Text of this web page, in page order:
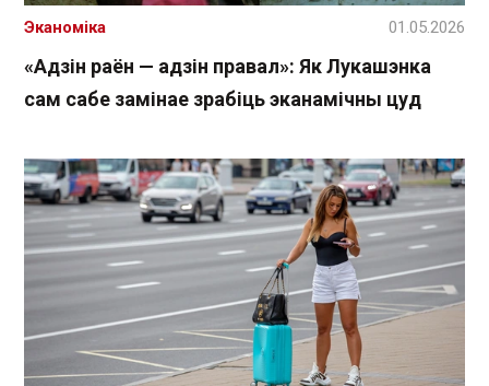
«Адзін раён — адзін правал»: Як Лукашэнка
сам сабе замінае зрабіць эканамічны цуд
Эканоміка 01.05.2026